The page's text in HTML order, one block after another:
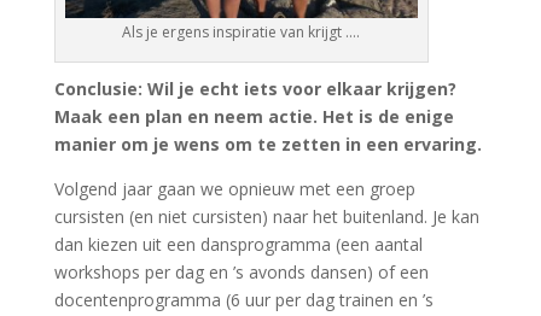
Als je ergens inspiratie van krijgt ….
Conclusie: Wil je echt iets voor elkaar krijgen?
Maak een plan en neem actie. Het is de enige
manier om je wens om te zetten in een ervaring.
Volgend jaar gaan we opnieuw met een groep
cursisten (en niet cursisten) naar het buitenland. Je kan
dan kiezen uit een dansprogramma (een aantal
workshops per dag en ’s avonds dansen) of een
docentenprogramma (6 uur per dag trainen en ’s